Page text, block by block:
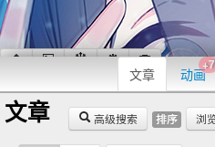
文章 动画
+7
文章 高级搜索 排序 浏